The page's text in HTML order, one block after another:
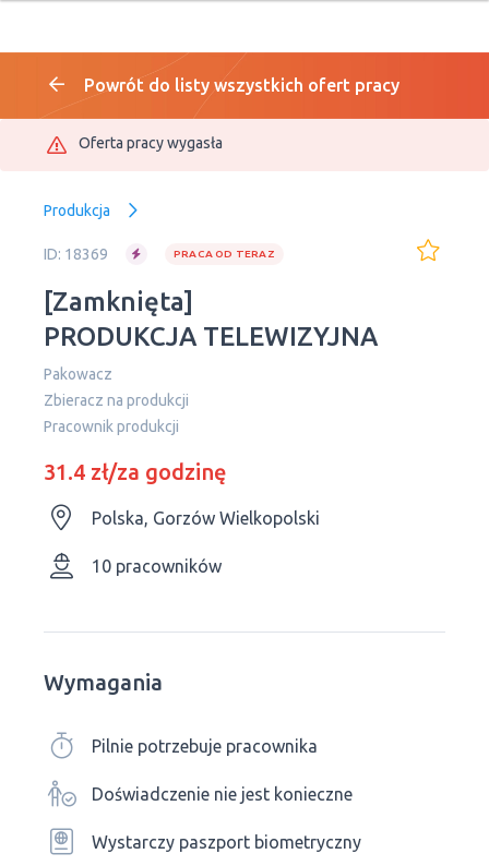
Powrót do listy wszystkich ofert pracy
Oferta pracy wygasła
Produkcja
ID: 18369 PRACA OD TERAZ
[Zamknięta]
PRODUKCJA TELEWIZYJNA
Pakowacz
Zbieracz na produkcji
Pracownik produkcji
31.4 zł/za godzinę
Polska, Gorzów Wielkopolski
10 pracowników
Wymagania
Pilnie potrzebuje pracownika
Doświadczenie nie jest konieczne
Wystarczy paszport biometryczny